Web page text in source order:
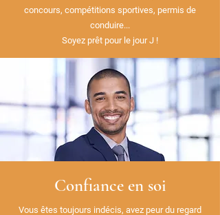
concours, compétitions sportives, permis de
conduire...
Soyez prêt pour le jour J !
Confiance en soi
Vous êtes toujours indécis, avez peur du regard